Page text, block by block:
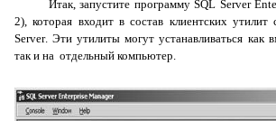
Итак, запустите программуSQL Server
2), которая входит в состав клиентских утилит
Server. Эти утилиты могут устанавливаться как
так и на отдельный компьютер.